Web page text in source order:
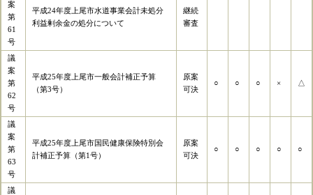
案
第
61
号
平成24年度上尾市水道事業会計未処分
利益剰余金の処分について
継続
審査
議
案
第
62
号
平成25年度上尾市一般会計補正予算
（第3号）
原案
可決
○ ○ ○ × △
議
案
第
63
号
平成25年度上尾市国民健康保険特別会
計補正予算（第1号）
原案
可決
○ ○ ○ ○ ○
議